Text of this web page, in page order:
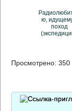
ю,
поход
Просмотрено:350